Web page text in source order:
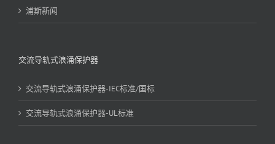
浦斯新闻
交流导轨式浪涌保护器
交流导轨式浪涌保护器-IEC标准/国标
交流导轨式浪涌保护器-UL标准